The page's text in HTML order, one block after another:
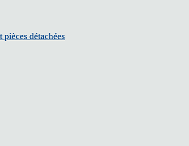
pièces détachées
pièces détachées